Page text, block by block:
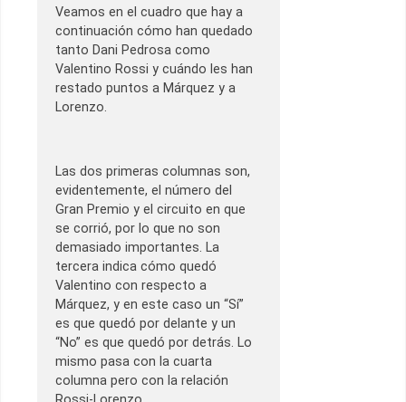
Veamos en el cuadro que hay a
continuación cómo han quedado
tanto Dani Pedrosa como
Valentino Rossi y cuándo les han
restado puntos a Márquez y a
Lorenzo.
Las dos primeras columnas son,
evidentemente, el número del
Gran Premio y el circuito en que
se corrió, por lo que no son
demasiado importantes. La
tercera indica cómo quedó
Valentino con respecto a
Márquez, y en este caso un “Sí”
es que quedó por delante y un
“No” es que quedó por detrás. Lo
mismo pasa con la cuarta
columna pero con la relación